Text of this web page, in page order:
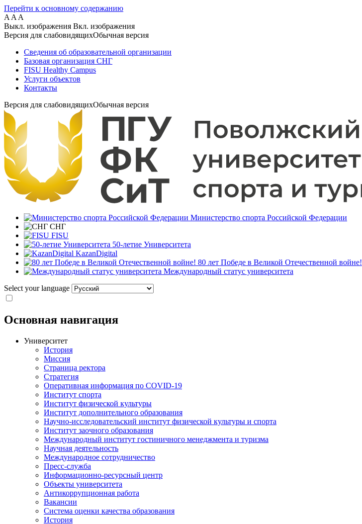
Перейти к основному содержанию
A A A
Выкл. изображения Вкл. изображения
Версия для слабовидящихОбычная версия
Сведения об образовательной организации
Базовая организация СНГ
FISU Healthy Campus
Услуги объектов
Контакты
Версия для слабовидящихОбычная версия
Министерство спорта Российской Федерации
СНГ
FISU
50-летие Университета
KazanDigital
80 лет Победе в Великой Отечественной войне!
Международный статус университета
Select your language
Основная навигация
Университет
История
Миссия
Страница ректора
Стратегия
Оперативная информация по COVID-19
Институт спорта
Институт физической культуры
Институт дополнительного образования
Научно-исследовательский институт физической культуры и спорта
Институт заочного образования
Международный институт гостиничного менеджмента и туризма
Научная деятельность
Международное сотрудничество
Пресс-служба
Информационно-ресурсный центр
Объекты университета
Антикоррупционная работа
Вакансии
Система оценки качества образования
История